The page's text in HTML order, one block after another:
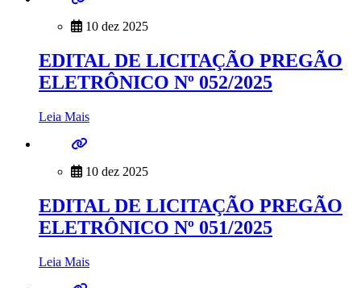
10 dez 2025
EDITAL DE LICITAÇÃO PREGÃO
ELETRÔNICO Nº 052/2025
Leia Mais
10 dez 2025
EDITAL DE LICITAÇÃO PREGÃO
ELETRÔNICO Nº 051/2025
Leia Mais